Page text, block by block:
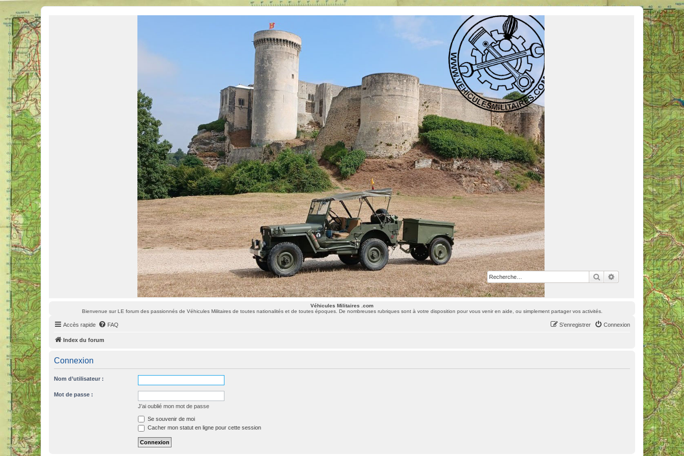
RechercherRecherche avancée
Bienvenue sur LE forum des passionnés de Véhicules Militaires de toutes nationalités et de toutes époques. De nombreuses rubriques sont à votre disposition pour vous venir en aide, ou simplement partager vos activités.
Véhicules Militaires .com
Bienvenue sur LE forum des passionnés de Véhicules Militaires de toutes nationalités et de toutes époques. De nombreuses rubriques sont à votre disposition pour vous venir en aide, ou simplement partager vos activités.
Accès rapide FAQ Connexion
S’enregistrer
Index du forum
Connexion
Nom d’utilisateur :
Mot de passe :
J’ai oublié mon mot de passe
Se souvenir de moi
Cacher mon statut en ligne pour cette session